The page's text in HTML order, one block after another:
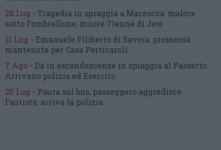
28 Lug - Tragedia in spiaggia a Marzocca: malore
sotto l’ombrellone, muore 71enne di Jesi
11 Lug - Emanuele Filiberto di Savoia: promessa
mantenuta per Casa Perticaroli
7 Ago - Dà in escandescenze in spiaggia al Passetto.
Arrivano polizia ed Esercito
20 Lug - Paura sul bus, passeggero aggredisce
l’autista: arriva la polizia